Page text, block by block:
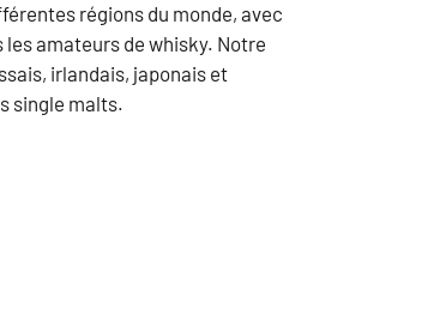
régions du monde, avec
amateurs de whisky. Notre
irlandais, japonais et
single malts.